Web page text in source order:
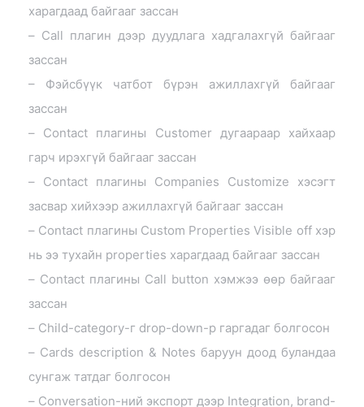
харагдаад байгааг зассан
– Call плагин дээр дуудлага хадгалахгүй байгааг
зассан
– Фэйсбүүк чатбот бүрэн ажиллахгүй байгааг
зассан
– Contact плагины Customer дугаараар хайхаар
гарч ирэхгүй байгааг зассан
– Contact плагины Companies Customize хэсэгт
засвар хийхээр ажиллахгүй байгааг зассан
– Contact плагины Custom Properties Visible off хэр
нь ээ тухайн properties харагдаад байгааг зассан
– Contact плагины Call button хэмжээ өөр байгааг
зассан
– Child-category-г drop-down-р гаргадаг болгосон
– Cards description & Notes баруун доод буландаа
сунгаж татдаг болгосон
– Conversation-ний экспорт дээр Integration, brand-